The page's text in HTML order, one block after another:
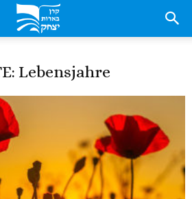
Lebensjahre